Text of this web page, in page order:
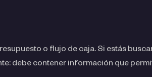
o flujo de caja. Si estás
debe contener información que